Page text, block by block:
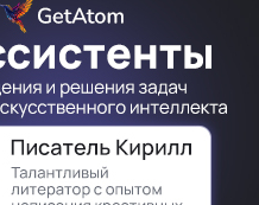
разрешение
Litres .
авторского права и